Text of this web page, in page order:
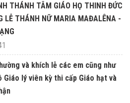
THÁNH TÂM GIÁO HỌ THINH ĐỨC
LỄ THÁNH NỮ MARIA MAĐALÊNA -
và khích lễ các em cũng như
Giáo lý viên kỳ thi cấp Giáo hạt và